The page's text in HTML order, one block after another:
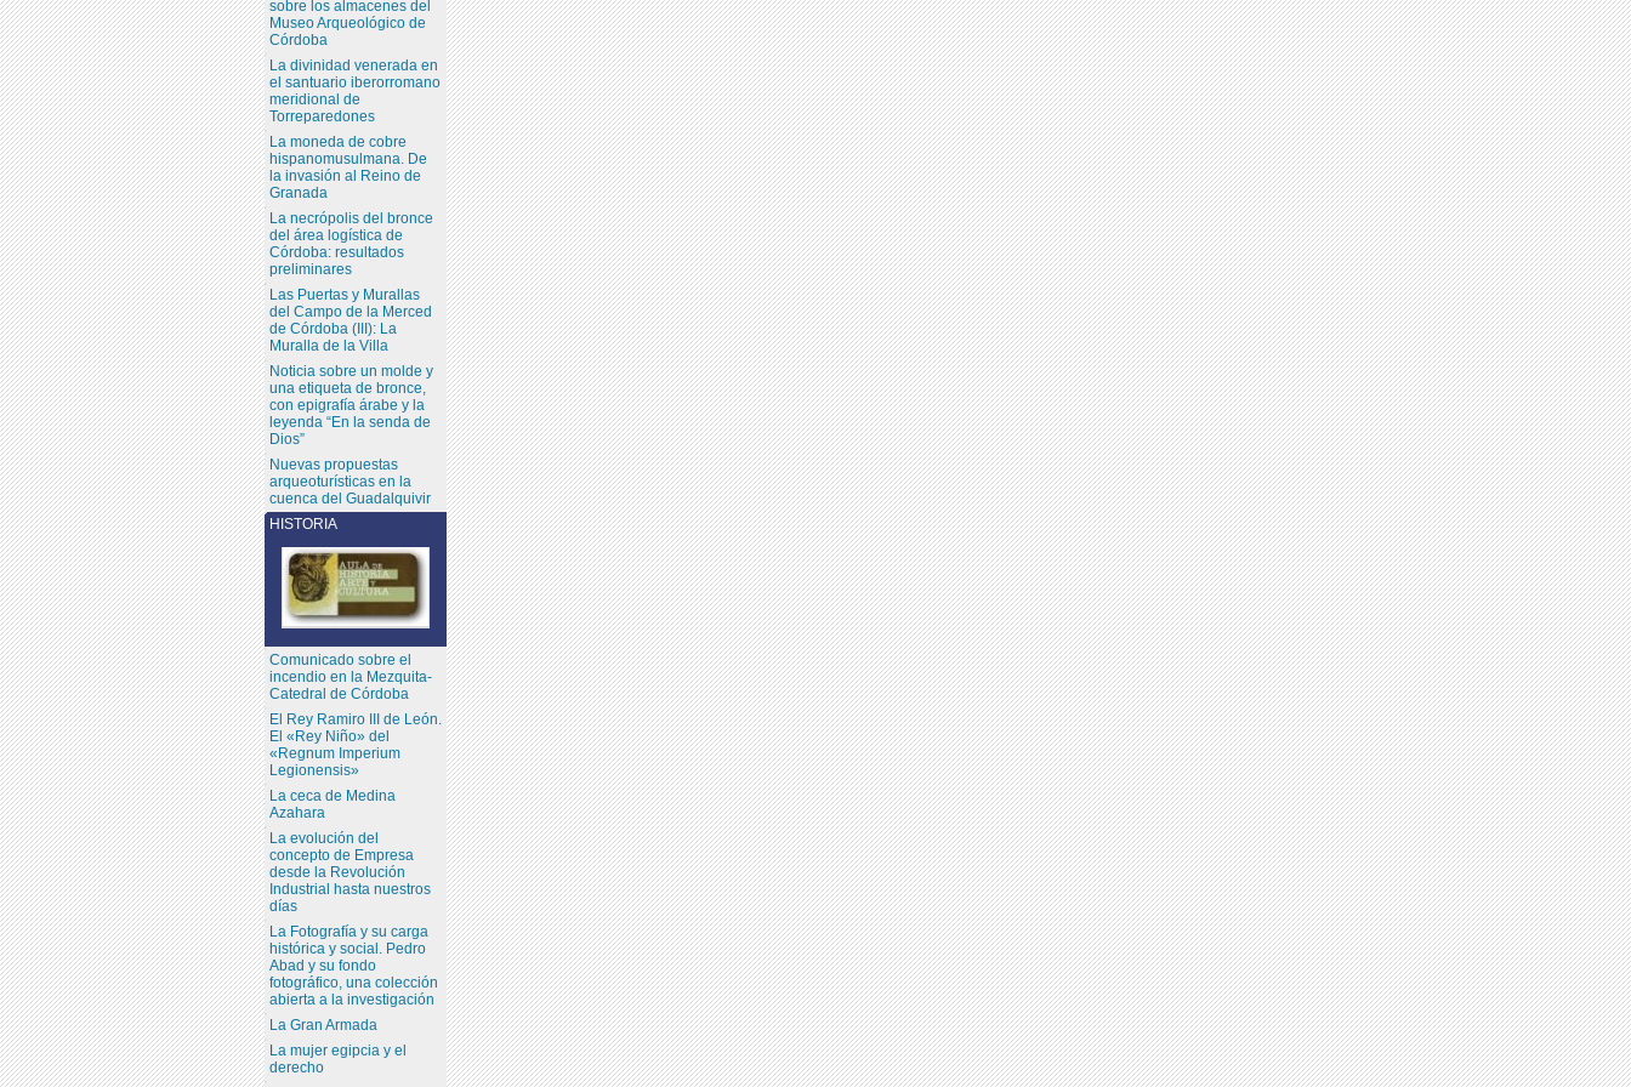
sobre los almacenes del
Museo Arqueológico de
Córdoba
La divinidad venerada en
el santuario iberorromano
meridional de
Torreparedones
La moneda de cobre
hispanomusulmana. De
la invasión al Reino de
Granada
La necrópolis del bronce
del área logística de
Córdoba: resultados
preliminares
Las Puertas y Murallas
del Campo de la Merced
de Córdoba (III): La
Muralla de la Villa
Noticia sobre un molde y
una etiqueta de bronce,
con epigrafía árabe y la
leyenda “En la senda de
Dios”
Nuevas propuestas
arqueoturísticas en la
cuenca del Guadalquivir
HISTORIA
Comunicado sobre el
incendio en la Mezquita-
Catedral de Córdoba
El Rey Ramiro III de León.
El «Rey Niño» del
«Regnum Imperium
Legionensis»
La ceca de Medina
Azahara
La evolución del
concepto de Empresa
desde la Revolución
Industrial hasta nuestros
días
La Fotografía y su carga
histórica y social. Pedro
Abad y su fondo
fotográfico, una colección
abierta a la investigación
La Gran Armada
La mujer egipcia y el
derecho